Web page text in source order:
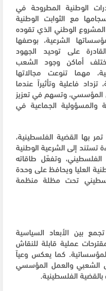
الوطنية المطروحة في
مع الثوابت الوطنية
المشروع الوطني الذي تقوده
الشرعية، بوصفها
على توحيد الجهود
أماكن وجود الشعب
مهما تنوعت مجالاتها
تزداد فاعلية وتأثيراً عندما
المؤسسي، وتسهم في تعزيز
والمسؤولية الجماعية في
بها القضية الفلسطينية،
تستند إلى الشرعية الوطنية
وتفعّل طاقاته
العليا ويحافظ على وحدة
تحت مظلة منظمة
تجمع بين الأبعاد السياسية
عملية قابلة للنقاش
كما يعكس وعياً
الشعبي والعمل المؤسسي
الفلسطينية.